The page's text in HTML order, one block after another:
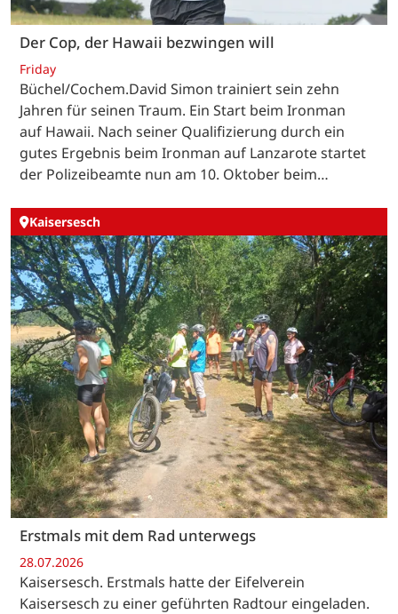
Der Cop, der Hawaii bezwingen will
Friday
Büchel/Cochem.David Simon trainiert sein zehn
Jahren für seinen Traum. Ein Start beim Ironman
auf Hawaii. Nach seiner Qualifizierung durch ein
gutes Ergebnis beim Ironman auf Lanzarote startet
der Polizeibeamte nun am 10. Oktober beim…
Kaisersesch
Erstmals mit dem Rad unterwegs
28.07.2026
Kaisersesch. Erstmals hatte der Eifelverein
Kaisersesch zu einer geführten Radtour eingeladen.